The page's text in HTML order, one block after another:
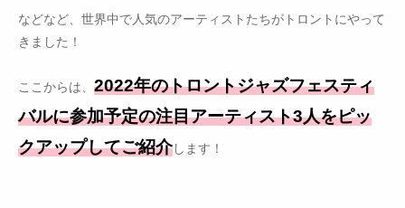
などなど、世界中で人気のアーティストたちがトロントにやって
きました！
ここからは、 2022年のトロントジャズフェスティ
バルに参加予定の注目アーティスト3人をピッ
クアップしてご紹介します！